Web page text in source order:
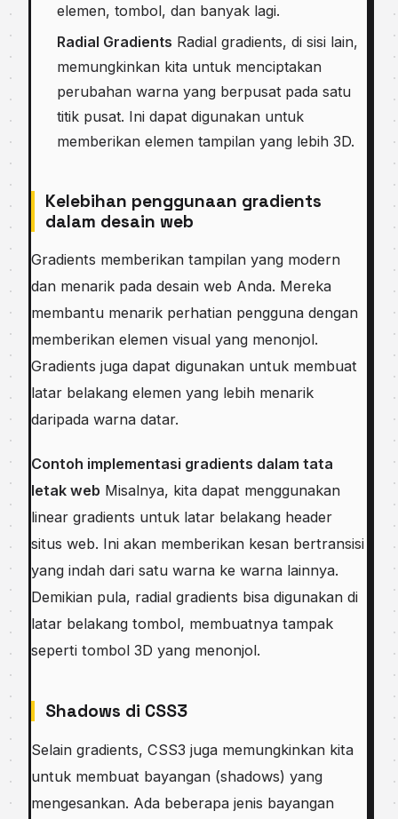
elemen, tombol, dan banyak lagi.
Radial Gradients Radial gradients, di sisi lain,
memungkinkan kita untuk menciptakan
perubahan warna yang berpusat pada satu
titik pusat. Ini dapat digunakan untuk
memberikan elemen tampilan yang lebih 3D.
Kelebihan penggunaan gradients
dalam desain web
Gradients memberikan tampilan yang modern
dan menarik pada desain web Anda. Mereka
membantu menarik perhatian pengguna dengan
memberikan elemen visual yang menonjol.
Gradients juga dapat digunakan untuk membuat
latar belakang elemen yang lebih menarik
daripada warna datar.
Contoh implementasi gradients dalam tata
letak web Misalnya, kita dapat menggunakan
linear gradients untuk latar belakang header
situs web. Ini akan memberikan kesan bertransisi
yang indah dari satu warna ke warna lainnya.
Demikian pula, radial gradients bisa digunakan di
latar belakang tombol, membuatnya tampak
seperti tombol 3D yang menonjol.
Shadows di CSS3
Selain gradients, CSS3 juga memungkinkan kita
untuk membuat bayangan (shadows) yang
mengesankan. Ada beberapa jenis bayangan